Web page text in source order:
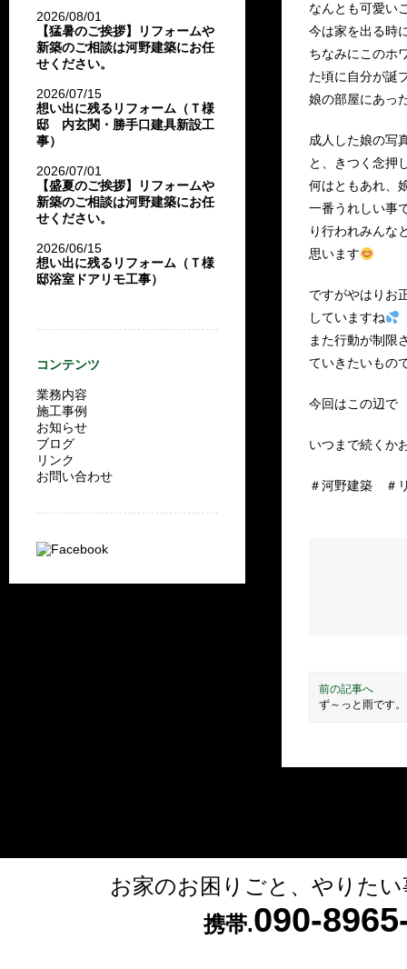
なんとも可愛い
今は家を出る時
ちなみにこのホ
た頃に自分が誕
娘の部屋にあっ
成人した娘の写
と、きつく念押
何はともあれ、
一番うれしい事
り行われみんな
思います
ですがやはりお
していますね
また行動が制限
ていきたいもの
今回はこの辺で
いつまで続くか
＃河野建築 ＃
前の記事へ
ず～っと雨です
2026/08/01
【猛暑のご挨拶】リフォームや
新築のご相談は河野建築にお任
せください。
2026/07/15
想い出に残るリフォーム（Ｔ様
邸 内玄関・勝手口建具新設工
事）
2026/07/01
【盛夏のご挨拶】リフォームや
新築のご相談は河野建築にお任
せください。
2026/06/15
想い出に残るリフォーム（Ｔ様
邸浴室ドアリモ工事）
コンテンツ
業務内容
施工事例
お知らせ
ブログ
リンク
お問い合わせ
お家のお困りごと、やりた
携帯.090-